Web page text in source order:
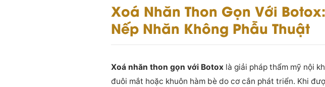
Xoá Nhăn Thon Gọn Với
Nếp Nhăn Không Phẫu Thuật
Xoá nhăn thon gọn với Botox là giải pháp thẩm mỹ nội
đuôi mắt hoặc khuôn hàm bè do cơ cắn phát triển. Khi